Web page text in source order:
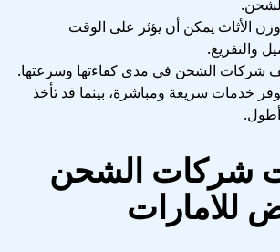
الأثاث يمكن أن يؤثر على الوقت
والتفريغ.
شركات الشحن في مدى كفاءتها وسرعتها.
خدمات سريعة ومباشرة، بينما قد تأخذ
شركات الشحن
للامارات